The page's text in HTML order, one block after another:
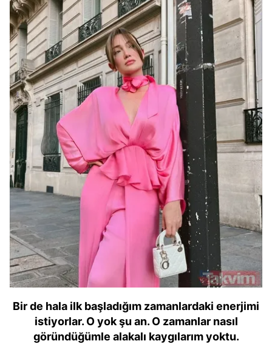
Bir de hala ilk başladığım zamanlardaki enerjimi
istiyorlar. O yok şu an. O zamanlar nasıl
göründüğümle alakalı kaygılarım yoktu.